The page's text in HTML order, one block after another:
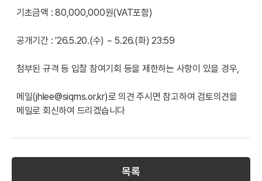
기초금액 : 80,000,000원(VAT포함)
공개기간 : ′26.5.20.(수) ~ 5.26.(화) 23:59
첨부된 규격 등 입찰 참여기회 등을 제한하는 사항이 있을 경우,
메일(jhlee@siqms.or.kr)로 의견 주시면 참고하여 검토의견을
메일로 회신하여 드리겠습니다
목록